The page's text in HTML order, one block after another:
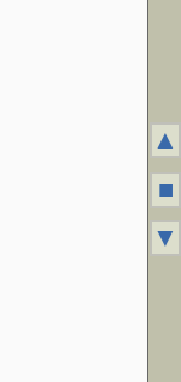
▲
■
▼